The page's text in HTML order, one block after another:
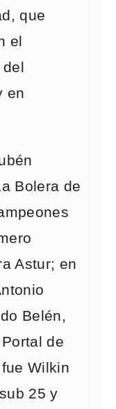
que
el
en
Bolera de
Astur; en
Belén,
de
Wilkin
25 y